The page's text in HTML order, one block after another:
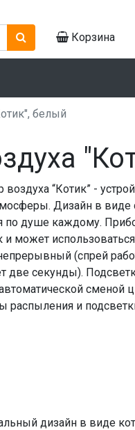
Корзина
белый
“Котик” -
Дизайн в виде
по душе каждому.
и может
(спрей
две секунды).
сменой
и
дизайн в виде